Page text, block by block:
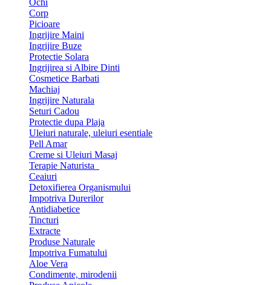
Ochi
Corp
Picioare
Ingrijire Maini
Ingrijire Buze
Protectie Solara
Ingrijirea si Albire Dinti
Cosmetice Barbati
Machiaj
Ingrijire Naturala
Seturi Cadou
Protectie dupa Plaja
Uleiuri naturale, uleiuri esentiale
Pell Amar
Creme si Uleiuri Masaj
Terapie Naturista
Ceaiuri
Detoxifierea Organismului
Impotriva Durerilor
Antidiabetice
Tincturi
Extracte
Produse Naturale
Impotriva Fumatului
Aloe Vera
Condimente, mirodenii